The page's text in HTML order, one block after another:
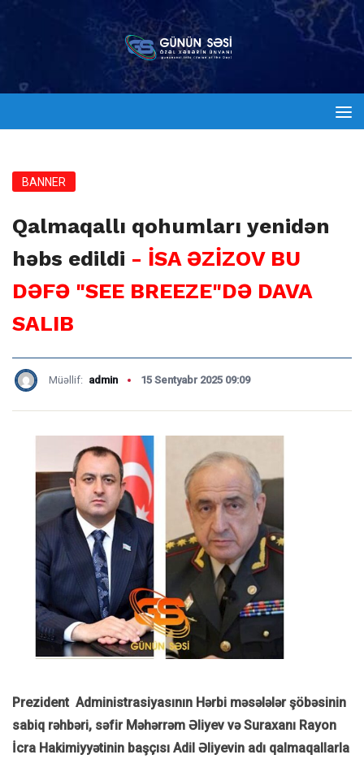
BANNER
Qalmaqallı qohumları yenidən
həbs edildi - İSA ƏZİZOV BU
DƏFƏ "SEE BREEZE"DƏ DAVA
SALIB
Müəllif: admin 15 Sentyabr 2025 09:09
Prezident Administrasiyasının Hərbi məsələlər şöbəsinin
sabiq rəhbəri, səfir Məhərrəm Əliyev və Suraxanı Rayon
İcra Hakimiyyətinin başçısı Adil Əliyevin adı qalmaqallarla